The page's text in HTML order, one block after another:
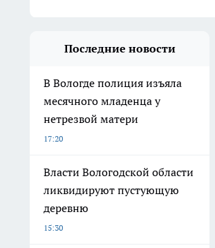
Последние новости
В Вологде полиция изъяла
месячного младенца у
нетрезвой матери
17:20
Власти Вологодской области
ликвидируют пустующую
деревню
15:30